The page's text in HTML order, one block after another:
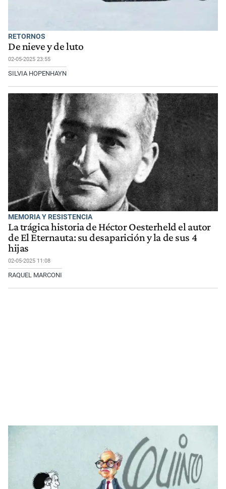
RETORNOS
De nieve y de luto
02-05-2025 23:55
SILVIA HOPENHAYN
MEMORIA Y RESISTENCIA
La trágica historia de Héctor Oesterheld el autor
de El Eternauta: su desaparición y la de sus 4
hijas
02-05-2025 11:08
RAQUEL MARCONI